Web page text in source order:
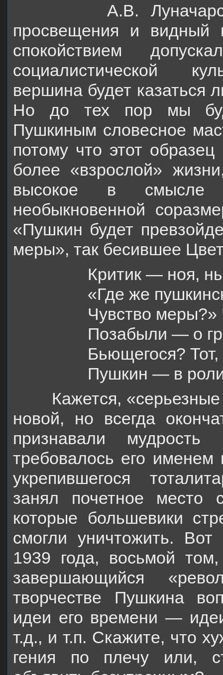
А.В. Луначарский,
просвещения и видный
спокойствием
социалистической
вершина будет
Но до тех пор мы
Пушкиным словесное
потому что этот
более «взрослой»
высокое в
необыкновенной
«Пушкин будет
меры», так бесившее
Критик — ноя,
«Где же
Чувство
Позабыли — о
Бьющегося?
Пушкин — в
Кажется, «серьезные
новой, но всегда оконча­
признавали
требовалось его
укрепившегося
занял почетное место
которые большевики
смогли уничтожить. Вот
1939 года, восьмой
завершающийся
творчестве Пушкина
идеи его времени —
т.д., и т.п. Скажите, что
гения по плечу или,